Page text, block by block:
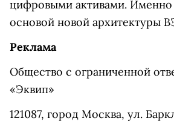
цифровыми активами. Именно
основой новой архитектуры
Реклама
Общество с ограниченной
«Эквип»
121087, город Москва, ул.